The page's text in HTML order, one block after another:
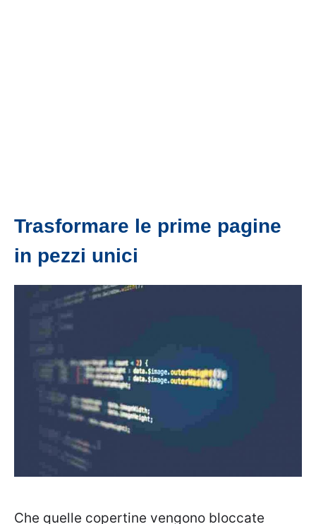
Trasformare le prime pagine
in pezzi unici
Che quelle copertine vengono bloccate